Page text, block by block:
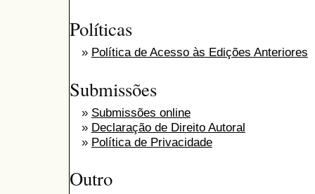
Políticas
» Política de Acesso às Edições Anteriores
Submissões
» Submissões online
» Declaração de Direito Autoral
» Política de Privacidade
Outro